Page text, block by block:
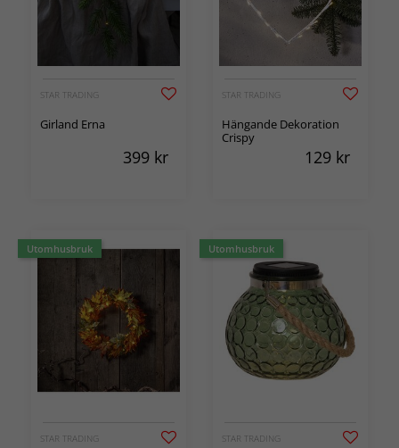
STAR TRADING
Girland Erna
399 kr
STAR TRADING
Hängande Dekoration
Crispy
129 kr
Utomhusbruk
STAR TRADING
Utomhusbruk
STAR TRADING